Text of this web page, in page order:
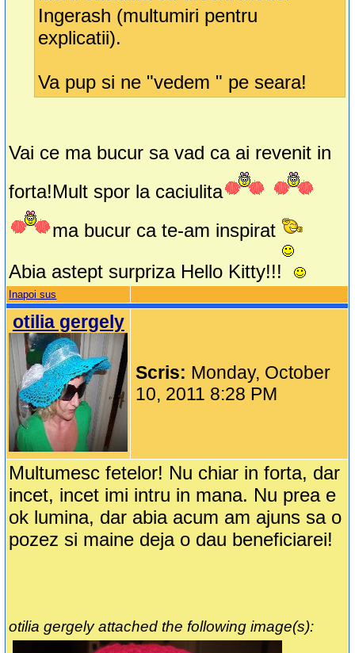
Ingerash (multumiri pentru
explicatii).
Va pup si ne "vedem " pe seara!
Vai ce ma bucur sa vad ca ai revenit in
forta!Mult spor la caciulita
ma bucur ca te-am inspirat
Abia astept surpriza Hello Kitty!!!
Inapoi sus
otilia gergely
Scris: Monday, October
10, 2011 8:28 PM
Multumesc fetelor! Nu chiar in forta, dar
incet, incet imi intru in mana. Nu prea e
ok lumina, dar abia acum am ajuns sa o
pozez si maine deja o dau beneficiarei!
otilia gergely attached the following image(s):